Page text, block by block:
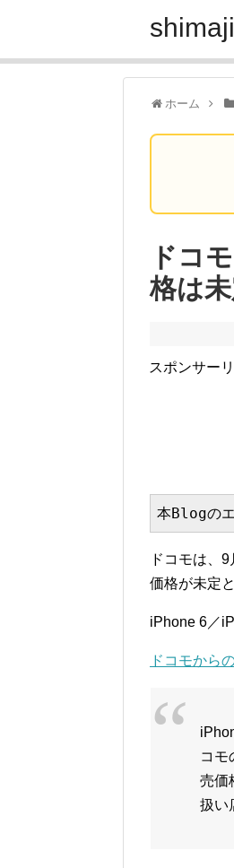
ホーム
ドコ
格は
スポンサー
本Blogのエ
ドコモは、
価格が未定
iPhone 6／
ドコモから
コモ
売価
扱い